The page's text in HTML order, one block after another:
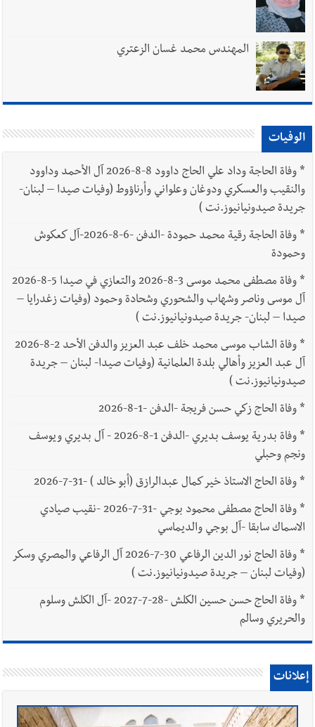
المهندس محمد غسان الزعتري
الوفيات
*
وفاة الحاجة وداد علي الحاج داوود 8-8-2026 آل الأحمد وداوود
والنقيب والعسكري ودوغان وعلواني وأرناؤوط (وفيات صيدا – لبنان-
جريدة صيدونيانيوز.نت )
*
وفاة الحاجة رقية محمد حمودة -الدفن -6-8-2026-آل كعكوش
وحمودة
*
وفاة مصطفى محمد موسى 3-8-2026 والتعازي في صيدا 5-8-2026
آل موسى وناصر وشهاب والشحوري وشحادة وحمود (وفيات زغدرايا –
صيدا – لبنان- جريدة صيدونيانيوز.نت )
*
وفاة الشاب موسى محمد خلف عبد العزيز والدفن الأحد 2-8-2026
آل عبد العزيز وأهالي بلدة العلمانية (وفيات صيدا- لبنان – جريدة
صيدونيانيوز.نت )
*وفاة الحاج زكي حسن فريجة -الدفن -1-8-2026
*
وفاة بدرية يوسف بديري -الدفن 1-8-2026 - آل بديري ويوسف
ونجم وحبلي
*وفاة الحاج الاستاذ خير كمال عبدالرازق (أبو خالد ) -31-7-2026
*
وفاة الحاج مصطفى محمود بوجي -31-7-2026 -نقيب صيادي
الاسماك سابقا -آل بوجي والديماسي
*
وفاة الحاج نور الدين الرفاعي 30-7-2026 آل الرفاعي والمصري وسكر
(وفيات لبنان – جريدة صيدونيانيوز.نت )
*
وفاة الحاج حسن حسين الكلش -28-7-2027 -آل الكلش وسلوم
والحريري وسالم
إعلانات